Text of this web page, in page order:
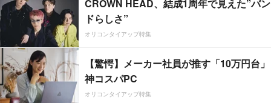
CROWN HEAD、結成1周年で見えた”バン
ドらしさ”
オリコンタイアップ特集
【驚愕】メーカー社員が推す「10万円台」
神コスパPC
オリコンタイアップ特集